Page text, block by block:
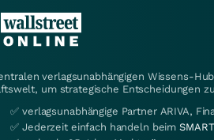
verlagsunabhängigen Wissens-
um strategische Entscheidungen
✅ verlagsunabhängige Partner ARIVA,
✅ Jederzeit einfach handeln beim